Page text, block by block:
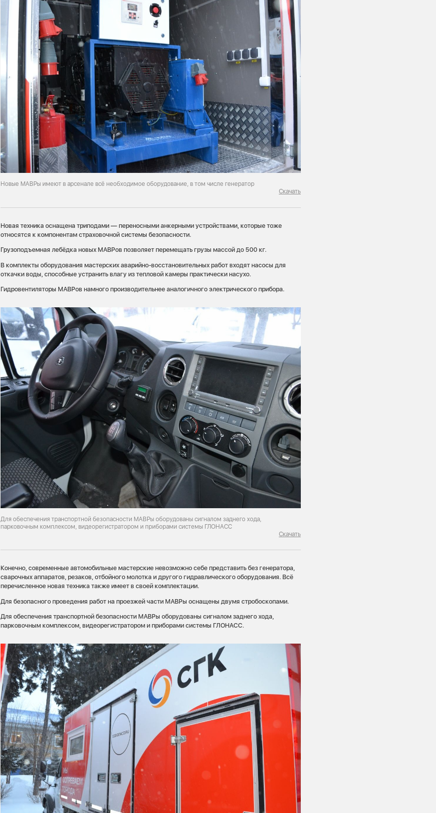
Новые МАВРы имеют в арсенале всё необходимое оборудование, в том числе генератор
Скачать
Новая техника оснащена триподами — переносными анкерными устройствами, которые тоже
относятся к компонентам страховочной системы безопасности.
Грузоподъемная лебёдка новых МАВРов позволяет перемещать грузы массой до 500 кг.
В комплекты оборудования мастерских аварийно-восстановительных работ входят насосы для
откачки воды, способные устранить влагу из тепловой камеры практически насухо.
Гидровентиляторы МАВРов намного производительнее аналогичного электрического прибора.
Для обеспечения транспортной безопасности МАВРы оборудованы сигналом заднего хода,
парковочным комплексом, видеорегистратором и приборами системы ГЛОНАСС
Скачать
Конечно, современные автомобильные мастерские невозможно себе представить без генератора,
сварочных аппаратов, резаков, отбойного молотка и другого гидравлического оборудования. Всё
перечисленное новая техника также имеет в своей комплектации.
Для безопасного проведения работ на проезжей части МАВРы оснащены двумя стробоскопами.
Для обеспечения транспортной безопасности МАВРы оборудованы сигналом заднего хода,
парковочным комплексом, видеорегистратором и приборами системы ГЛОНАСС.